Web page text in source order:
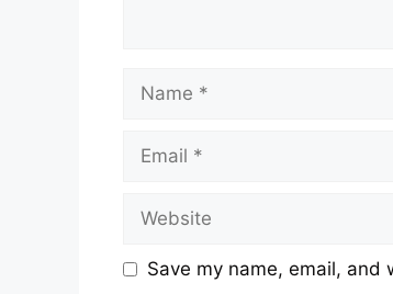
Save my name, email,